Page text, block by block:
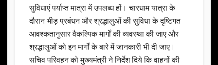
सुविधाएं पर्याप्त मात्रा में उपलब्ध हों। चारधाम यात्रा के
दौरान भीड़ प्रबंधन और श्रद्धालुओं की सुविधा के दृष्टिगत
आवश्कतानुसार वैकल्पिक मार्गों की व्यवस्था की जाए और
श्रद्धालुओं को इन मार्गों के बारे में जानकारी भी दी जाए।
सचिव परिवहन को मुख्यमंत्री ने निर्देश दिये कि वाहनों की